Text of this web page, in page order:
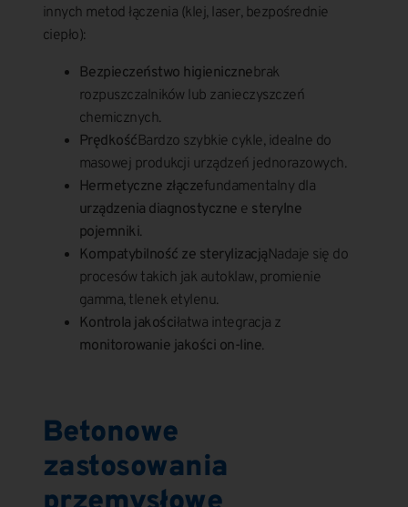
innych metod łączenia (klej, laser, bezpośrednie
ciepło):
Bezpieczeństwo higienicznebrak
rozpuszczalników lub zanieczyszczeń
chemicznych.
PrędkośćBardzo szybkie cykle, idealne do
masowej produkcji urządzeń jednorazowych.
Hermetyczne złączefundamentalny dla
urządzenia diagnostyczne e sterylne
pojemniki.
Kompatybilność ze sterylizacjąNadaje się do
procesów takich jak autoklaw, promienie
gamma, tlenek etylenu.
Kontrola jakościłatwa integracja z
monitorowanie jakości on-line.
Betonowe
zastosowania